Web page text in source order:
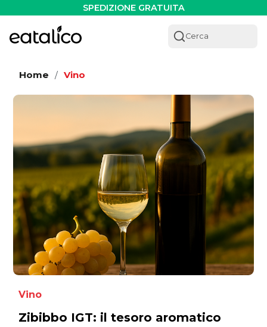
SPEDIZIONE GRATUITA
Cerca
Home / Vino
Vino
Zibibbo IGT: il tesoro aromatico